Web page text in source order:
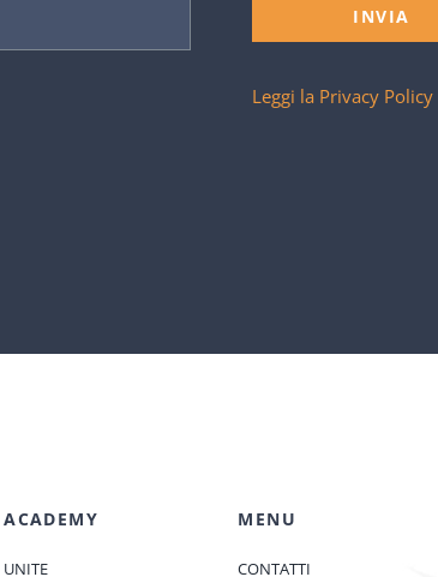
INVIA
Leggi la Privacy Policy
ACADEMY
UNITE
MENU
CONTATTI